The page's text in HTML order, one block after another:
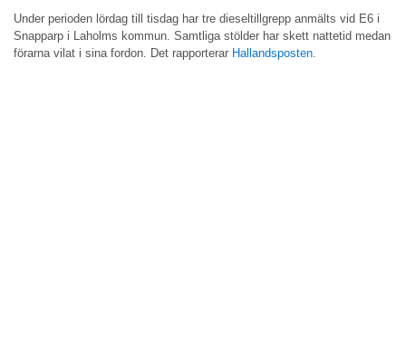
Under perioden lördag till tisdag har tre dieseltillgrepp anmälts vid E6 i
Snapparp i Laholms kommun. Samtliga stölder har skett nattetid medan
förarna vilat i sina fordon. Det rapporterar Hallandsposten.